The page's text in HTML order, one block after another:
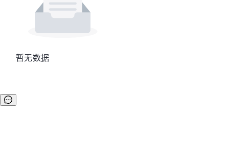
暂无数据